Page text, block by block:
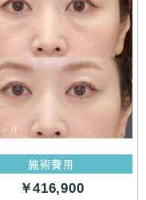
施術費用
￥416,900